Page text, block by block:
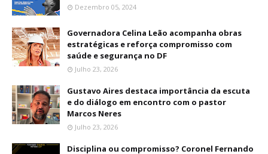
Dezembro 05, 2024
Governadora Celina Leão acompanha obras
estratégicas e reforça compromisso com
saúde e segurança no DF
Julho 23, 2026
Gustavo Aires destaca importância da escuta
e do diálogo em encontro com o pastor
Marcos Neres
Julho 23, 2026
Disciplina ou compromisso? Coronel Fernando